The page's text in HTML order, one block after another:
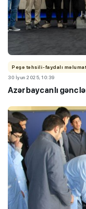
Peşə təhsili-faydalı
30 İyun 2025, 10:39
Azərbaycanlı